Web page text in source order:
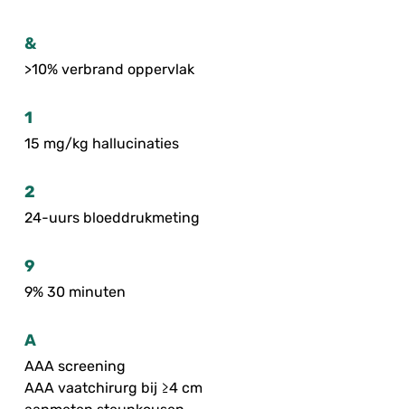
&
>10% verbrand oppervlak
1
15 mg/kg hallucinaties
2
24-uurs bloeddrukmeting
9
9% 30 minuten
A
AAA screening
AAA vaatchirurg bij ≥4 cm